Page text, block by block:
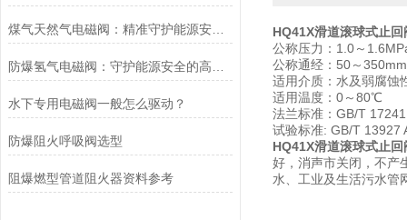
煤气天然气电磁阀：精准守护能源安全的“调控卫士”
水下专用电磁阀一般怎么驱动？
防爆阻火呼吸阀选型
阻爆燃型管道阻火器资料参考
HQ41X滑道滚球式止回
公称压力：1.0～
公称通经：50～350mm
适用介质：水及弱腐蚀
适用温度：0～80℃
法兰标准：GB/T
试验标准: GB/T 13927
HQ41X滑道滚球式止回
好，消声市关闭，不产
水、工业及生活污水管